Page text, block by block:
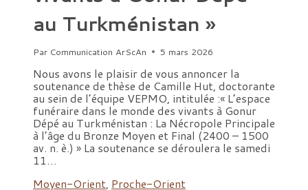
au Turkménistan »
Par Communication ArScAn 5 mars 2026
Nous avons le plaisir de vous annoncer la
soutenance de thèse de Camille Hut, doctorante
au sein de l’équipe VEPMO, intitulée :« L’espace
funéraire dans le monde des vivants à Gonur
Dépé au Turkménistan : La Nécropole Principale
à l’âge du Bronze Moyen et Final (2400 – 1500
av. n. è.) » La soutenance se déroulera le samedi
11…
Moyen-Orient Proche-Orient